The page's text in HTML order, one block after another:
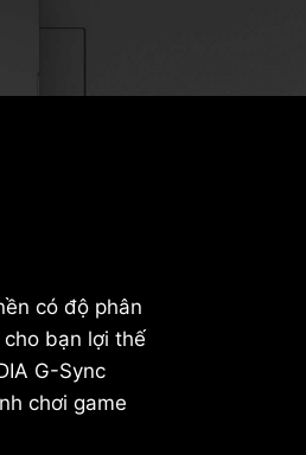
có độ phân
bạn lợi thế
G-Sync
chơi game